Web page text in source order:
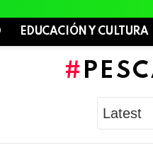
EDUCACIÓN Y CULTURA